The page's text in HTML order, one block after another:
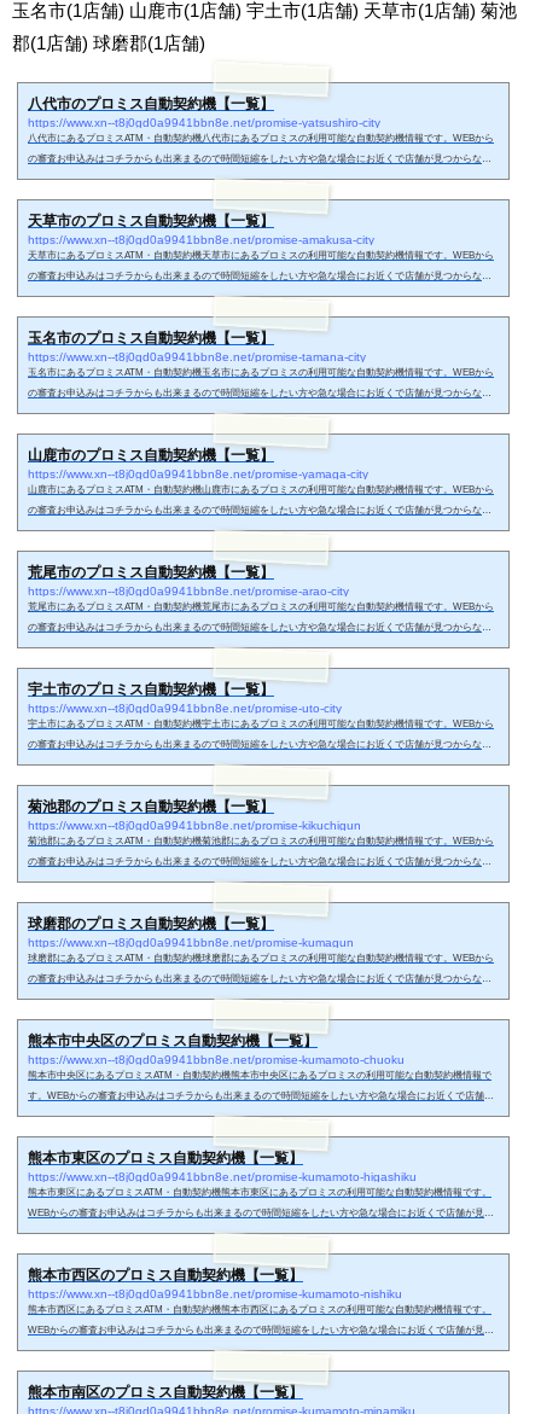
玉名市(1店舗) 山鹿市(1店舗) 宇土市(1店舗) 天草市(1店舗) 菊池
郡(1店舗) 球磨郡(1店舗)
八代市のプロミス自動契約機【一覧】
https://www.xn--t8j0gd0a9941bbn8e.net/promise-yatsushiro-city
八代市にあるプロミスATM・自動契約機八代市にあるプロミスの利用可能な自動契約機情報です。WEBから
の審査お申込みはコチラからも出来まるので時間短縮をしたい方や急な場合にお近くで店舗が見つからない
時などにどうぞ。八代市の無人契約機で申し込みする時の流れ八代市のプロミス無人契約機に必要書類を持
参した上、自動契約機へ来店します。タッチパネルでスムーズに申し込み出来るのがメリット。お申し込み
の内容をもとに審査をします。審査中はカードのご利用方法の説明ビデオが流れるので、審査の結果、契約
可能額が分かるとい...
天草市のプロミス自動契約機【一覧】
https://www.xn--t8j0gd0a9941bbn8e.net/promise-amakusa-city
天草市にあるプロミスATM・自動契約機天草市にあるプロミスの利用可能な自動契約機情報です。WEBから
の審査お申込みはコチラからも出来まるので時間短縮をしたい方や急な場合にお近くで店舗が見つからない
時などにどうぞ。天草市の無人契約機で申し込みする時の流れ天草市のプロミス無人契約機に必要書類を持
参した上、自動契約機へ来店します。タッチパネルでスムーズに申し込み出来るのがメリット。お申し込み
の内容をもとに審査をします。審査中はカードのご利用方法の説明ビデオが流れるので、審査の結果、契約
可能額が分かるとい...
玉名市のプロミス自動契約機【一覧】
https://www.xn--t8j0gd0a9941bbn8e.net/promise-tamana-city
玉名市にあるプロミスATM・自動契約機玉名市にあるプロミスの利用可能な自動契約機情報です。WEBから
の審査お申込みはコチラからも出来まるので時間短縮をしたい方や急な場合にお近くで店舗が見つからない
時などにどうぞ。玉名市の無人契約機で申し込みする時の流れ玉名市のプロミス無人契約機に必要書類を持
参した上、自動契約機へ来店します。タッチパネルでスムーズに申し込み出来るのがメリット。お申し込み
の内容をもとに審査をします。審査中はカードのご利用方法の説明ビデオが流れるので、審査の結果、契約
可能額が分かるとい...
山鹿市のプロミス自動契約機【一覧】
https://www.xn--t8j0gd0a9941bbn8e.net/promise-yamaga-city
山鹿市にあるプロミスATM・自動契約機山鹿市にあるプロミスの利用可能な自動契約機情報です。WEBから
の審査お申込みはコチラからも出来まるので時間短縮をしたい方や急な場合にお近くで店舗が見つからない
時などにどうぞ。山鹿市の無人契約機で申し込みする時の流れ山鹿市のプロミス無人契約機に必要書類を持
参した上、自動契約機へ来店します。タッチパネルでスムーズに申し込み出来るのがメリット。お申し込み
の内容をもとに審査をします。審査中はカードのご利用方法の説明ビデオが流れるので、審査の結果、契約
可能額が分かるとい...
荒尾市のプロミス自動契約機【一覧】
https://www.xn--t8j0gd0a9941bbn8e.net/promise-arao-city
荒尾市にあるプロミスATM・自動契約機荒尾市にあるプロミスの利用可能な自動契約機情報です。WEBから
の審査お申込みはコチラからも出来まるので時間短縮をしたい方や急な場合にお近くで店舗が見つからない
時などにどうぞ。荒尾市の無人契約機で申し込みする時の流れ荒尾市のプロミス無人契約機に必要書類を持
参した上、自動契約機へ来店します。タッチパネルでスムーズに申し込み出来るのがメリット。お申し込み
の内容をもとに審査をします。審査中はカードのご利用方法の説明ビデオが流れるので、審査の結果、契約
可能額が分かるとい...
宇土市のプロミス自動契約機【一覧】
https://www.xn--t8j0gd0a9941bbn8e.net/promise-uto-city
宇土市にあるプロミスATM・自動契約機宇土市にあるプロミスの利用可能な自動契約機情報です。WEBから
の審査お申込みはコチラからも出来まるので時間短縮をしたい方や急な場合にお近くで店舗が見つからない
時などにどうぞ。宇土市の無人契約機で申し込みする時の流れ宇土市のプロミス無人契約機に必要書類を持
参した上、自動契約機へ来店します。タッチパネルでスムーズに申し込み出来るのがメリット。お申し込み
の内容をもとに審査をします。審査中はカードのご利用方法の説明ビデオが流れるので、審査の結果、契約
可能額が分かるとい...
菊池郡のプロミス自動契約機【一覧】
https://www.xn--t8j0gd0a9941bbn8e.net/promise-kikuchigun
菊池郡にあるプロミスATM・自動契約機菊池郡にあるプロミスの利用可能な自動契約機情報です。WEBから
の審査お申込みはコチラからも出来まるので時間短縮をしたい方や急な場合にお近くで店舗が見つからない
時などにどうぞ。菊池郡の無人契約機で申し込みする時の流れ菊池郡のプロミス無人契約機に必要書類を持
参した上、自動契約機へ来店します。タッチパネルでスムーズに申し込み出来るのがメリット。お申し込み
の内容をもとに審査をします。審査中はカードのご利用方法の説明ビデオが流れるので、審査の結果、契約
可能額が分かるとい...
球磨郡のプロミス自動契約機【一覧】
https://www.xn--t8j0gd0a9941bbn8e.net/promise-kumagun
球磨郡にあるプロミスATM・自動契約機球磨郡にあるプロミスの利用可能な自動契約機情報です。WEBから
の審査お申込みはコチラからも出来まるので時間短縮をしたい方や急な場合にお近くで店舗が見つからない
時などにどうぞ。球磨郡の無人契約機で申し込みする時の流れ球磨郡のプロミス無人契約機に必要書類を持
参した上、自動契約機へ来店します。タッチパネルでスムーズに申し込み出来るのがメリット。お申し込み
の内容をもとに審査をします。審査中はカードのご利用方法の説明ビデオが流れるので、審査の結果、契約
可能額が分かるとい...
熊本市中央区のプロミス自動契約機【一覧】
https://www.xn--t8j0gd0a9941bbn8e.net/promise-kumamoto-chuoku
熊本市中央区にあるプロミスATM・自動契約機熊本市中央区にあるプロミスの利用可能な自動契約機情報で
す。WEBからの審査お申込みはコチラからも出来まるので時間短縮をしたい方や急な場合にお近くで店舗が
見つからない時などにどうぞ。熊本市中央区の無人契約機で申し込みする時の流れ熊本市中央区のプロミス
無人契約機に必要書類を持参した上、自動契約機へ来店します。タッチパネルでスムーズに申し込み出来る
のがメリット。お申し込みの内容をもとに審査をします。審査中はカードのご利用方法の説明ビデオが流れ
るので、審査の結果...
熊本市東区のプロミス自動契約機【一覧】
https://www.xn--t8j0gd0a9941bbn8e.net/promise-kumamoto-higashiku
熊本市東区にあるプロミスATM・自動契約機熊本市東区にあるプロミスの利用可能な自動契約機情報です。
WEBからの審査お申込みはコチラからも出来まるので時間短縮をしたい方や急な場合にお近くで店舗が見つ
からない時などにどうぞ。熊本市東区の無人契約機で申し込みする時の流れ熊本市東区のプロミス無人契約
機に必要書類を持参した上、自動契約機へ来店します。タッチパネルでスムーズに申し込み出来るのがメリ
ット。お申し込みの内容をもとに審査をします。審査中はカードのご利用方法の説明ビデオが流れるので、
審査の結果、契約可...
熊本市西区のプロミス自動契約機【一覧】
https://www.xn--t8j0gd0a9941bbn8e.net/promise-kumamoto-nishiku
熊本市西区にあるプロミスATM・自動契約機熊本市西区にあるプロミスの利用可能な自動契約機情報です。
WEBからの審査お申込みはコチラからも出来まるので時間短縮をしたい方や急な場合にお近くで店舗が見つ
からない時などにどうぞ。熊本市西区の無人契約機で申し込みする時の流れ熊本市西区のプロミス無人契約
機に必要書類を持参した上、自動契約機へ来店します。タッチパネルでスムーズに申し込み出来るのがメリ
ット。お申し込みの内容をもとに審査をします。審査中はカードのご利用方法の説明ビデオが流れるので、
審査の結果、契約可...
熊本市南区のプロミス自動契約機【一覧】
https://www.xn--t8j0gd0a9941bbn8e.net/promise-kumamoto-minamiku